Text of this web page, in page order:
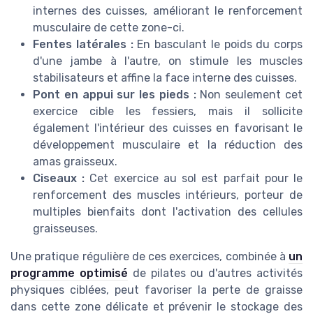
internes des cuisses, améliorant le renforcement
musculaire de cette zone-ci.
Fentes latérales :En basculant le poids du corps
d'une jambe à l'autre, on stimule les muscles
stabilisateurs et affine la face interne des cuisses.
Pont en appui sur les pieds :Non seulement cet
exercice cible les fessiers, mais il sollicite
également l'intérieur des cuisses en favorisant le
développement musculaire et la réduction des
amas graisseux.
Ciseaux : Cet exercice au sol est parfait pour le
renforcement des muscles intérieurs, porteur de
multiples bienfaits dont l'activation des cellules
graisseuses.
Une pratique régulière de ces exercices, combinée à un
programme optimisé de pilates ou d'autres activités
physiques ciblées, peut favoriser la perte de graisse
dans cette zone délicate et prévenir le stockage des